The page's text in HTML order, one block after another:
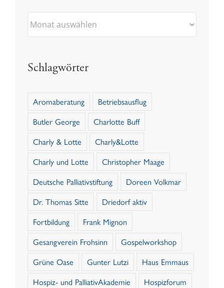
Schlagwörter
Aromaberatung
Betriebsausflug
Butler George
Charlotte Buff
Charly & Lotte
Charly&Lotte
Charly und Lotte
Christopher Maage
Deutsche Palliativstiftung
Doreen Volkmar
Dr. Thomas Sitte
Driedorf aktiv
Fortbildung
Frank Mignon
Gesangverein Frohsinn
Gospelworkshop
Grüne Oase
Gunter Lutzi
Haus Emmaus
Hospiz- und PalliativAkademie
Hospizforum